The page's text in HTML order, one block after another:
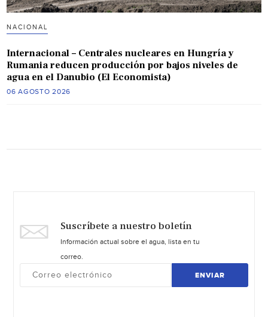
NACIONAL
Internacional – Centrales nucleares en Hungría y
Rumania reducen producción por bajos niveles de
agua en el Danubio (El Economista)
06 AGOSTO 2026
Suscríbete a nuestro boletín
Información actual sobre el agua, lista en tu
correo.
ENVIAR